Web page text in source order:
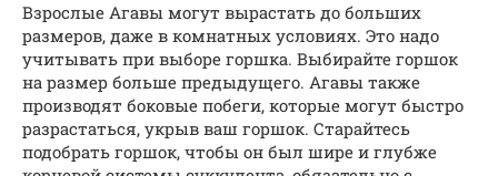
Взрослые Агавы могут вырастать до больших
размеров, даже в комнатных условиях. Это надо
учитывать при выборе горшка. Выбирайте горшок
на размер больше предыдущего. Агавы также
производят боковые побеги, которые могут быстро
разрастаться, укрыв ваш горшок. Старайтесь
подобрать горшок, чтобы он был шире и глубже